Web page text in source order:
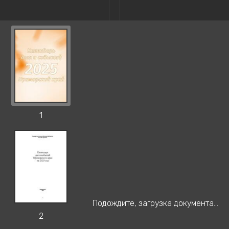
1
2
Подождите, загрузка документа...